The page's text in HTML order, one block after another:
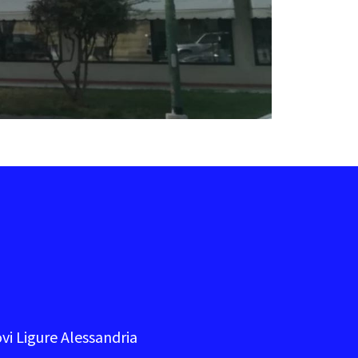
Ligure Alessandria